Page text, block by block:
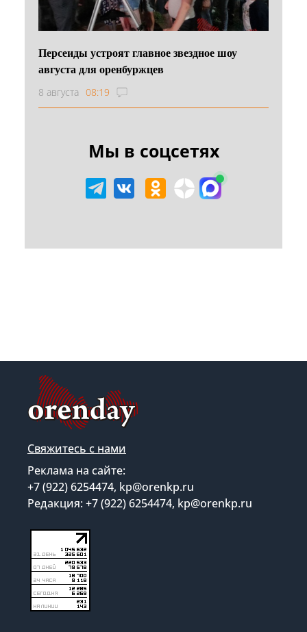
Персеиды устроят главное звездное шоу
августа для оренбуржцев
8 августа 08:19
Мы в соцсетях
Свяжитесь с нами
Реклама на сайте:
+7 (922) 6254474, kp@orenkp.ru
Редакция: +7 (922) 6254474, kp@orenkp.ru